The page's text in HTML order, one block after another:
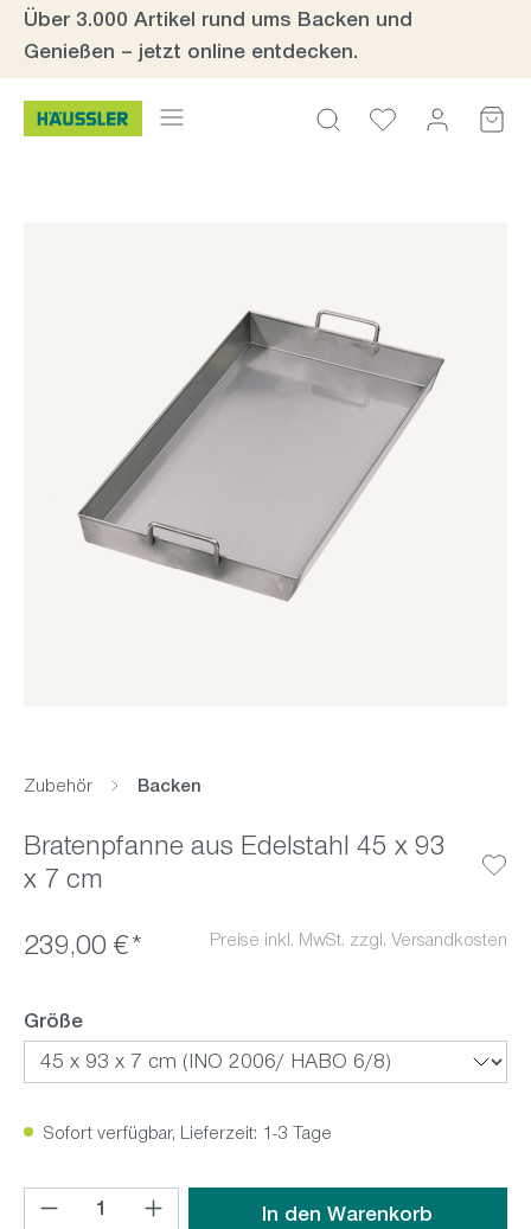
Zum Hauptinhalt springen
Über 3.000 Artikel rund ums Backen und
Genießen – jetzt online entdecken.
Zubehör Backen
Bratenpfanne aus Edelstahl 45 x 93
x 7 cm
239,00 €* Preise inkl. MwSt. zzgl. Versandkosten
Größeauswählen
Sofort verfügbar, Lieferzeit: 1-3 Tage
Produkt Anzahl: Gib den gewünschten Wert ein oder
In den Warenkorb